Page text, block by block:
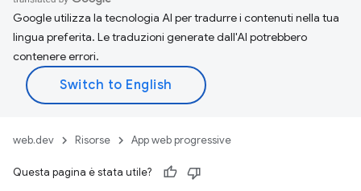
Google utilizza la tecnologia AI per tradurre i contenuti nella tua
lingua preferita. Le traduzioni generate dall'AI potrebbero
contenere errori.
web.dev Risorse App web progressive
Questa pagina è stata utile?